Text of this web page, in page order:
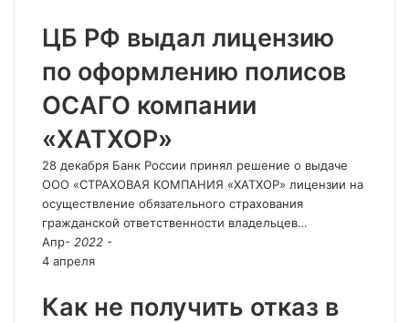
ЦБ РФ выдал лицензию
по оформлению полисов
ОСАГО компании
«ХАТХОР»
28 декабря Банк России принял решение о выдаче
ООО «СТРАХОВАЯ КОМПАНИЯ «ХАТХОР» лицензии на
осуществление обязательного страхования
гражданской ответственности владельцев…
Апр- 2022 -
4 апреля
Как не получить отказ в